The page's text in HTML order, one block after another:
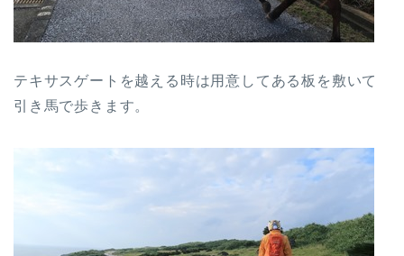
テキサスゲートを越える時は用意してある板を敷いて
引き馬で歩きます。